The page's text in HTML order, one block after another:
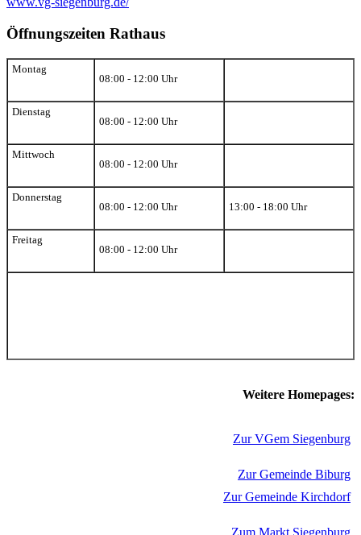
Öffnungszeiten Rathaus
Montag
08:00 - 12:00 Uhr
Dienstag
08:00 - 12:00 Uhr
Mittwoch
08:00 - 12:00 Uhr
Donnerstag
08:00 - 12:00 Uhr
13:00 - 18:00 Uhr
Freitag
08:00 - 12:00 Uhr
Weitere Homepages:
Zur VGem Siegenburg
Zur Gemeinde Biburg
Zur Gemeinde Kirchdorf
Zum Markt Siegenburg